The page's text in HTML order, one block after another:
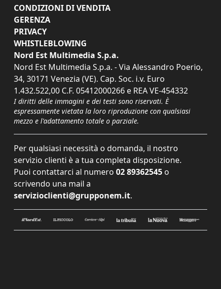
CONDIZIONI DI VENDITA
GERENZA
PRIVACY
WHISTLEBLOWING
Nord Est Multimedia S.p.a.
Nord Est Multimedia S.p.a. - Via Alessandro Poerio,
34, 30171 Venezia (VE). Cap. Soc. i.v. Euro
1.432.522,00 C.F. 05412000266 e REA VE-454332
I diritti delle immagini e dei testi sono riservati. È
espressamente vietata la loro riproduzione con qualsiasi
mezzo e l'adattamento totale o parziale.
Per qualsiasi necessità o domanda, il nostro
servizio clienti è a tua completa disposizione.
Puoi contattarci al numero 02 89362545 o
scrivendo una mail a
servizioclienti@grupponem.it.